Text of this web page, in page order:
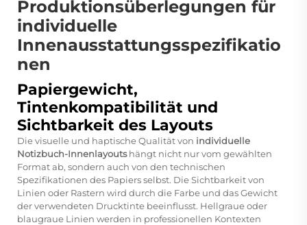
Produktionsüberlegungen für
individuelle
Innenausstattungsspezifikatio
nen
Papiergewicht,
Tintenkompatibilität und
Sichtbarkeit des Layouts
Die visuelle und haptische Qualität von individuelle
Notizbuch-Innenlayoutshängt nicht nur vom gewählten
Format ab, sondern auch von den technischen
Spezifikationen des Papiers selbst. Die Sichtbarkeit von
Linien oder Rastern wird durch die Farbe und das Gewicht
der verwendeten Drucktinte beeinflusst. Hellgraue oder
blaugraue Linien werden in professionellen Kontexten